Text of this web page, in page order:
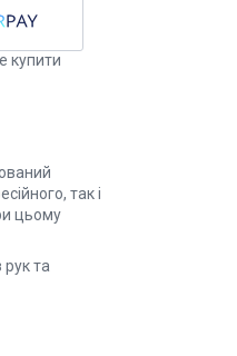
купити
так і
цьому
та